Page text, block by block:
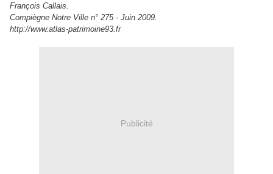
François Callais.
Compiègne Notre Ville n° 275 - Juin 2009.
http://www.atlas-patrimoine93.fr
Publicité